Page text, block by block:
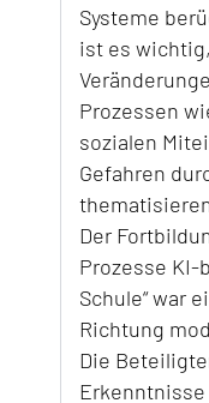
Systeme
ist es
Prozessen
sozialen
Gefahren
Der
Prozesse KI-
Schule“ war
Richtung
Die